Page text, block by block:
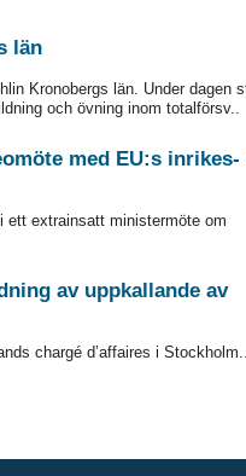
län
Kronobergs län. Under dagen
och övning inom totalförsv..
med EU:s inrikes-
ett extrainsatt ministermöte om
av uppkallande av
chargé d’affaires i Stockholm...